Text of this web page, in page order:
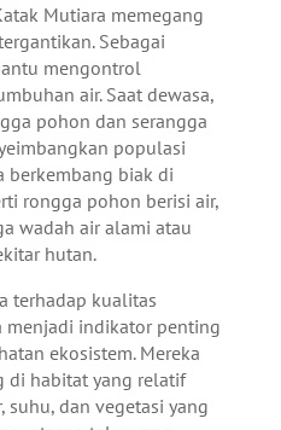
Mutiara memegang
Sebagai
mengontrol
air. Saat dewasa,
pohon dan serangga
populasi
berkembang biak di
rongga pohon berisi air,
wadah air alami atau
hutan.
terhadap kualitas
indikator penting
ekosistem. Mereka
di habitat yang relatif
dan vegetasi yang